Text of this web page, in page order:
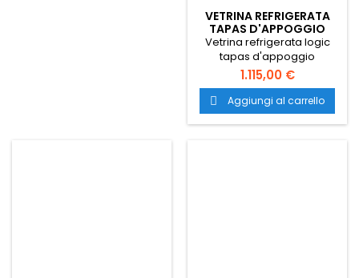
VETRINA REFRIGERATA
TAPAS D'APPOGGIO
Vetrina refrigerata logic
tapas d'appoggio
dimensioni 970x380x225
mm. Espositore refrigerato
statico per tutti i tipi di cibo.
Vetrina frigo ideale per bar,
cicchetterie e osterie.
1.115,00 €
 Aggiungi al carrello